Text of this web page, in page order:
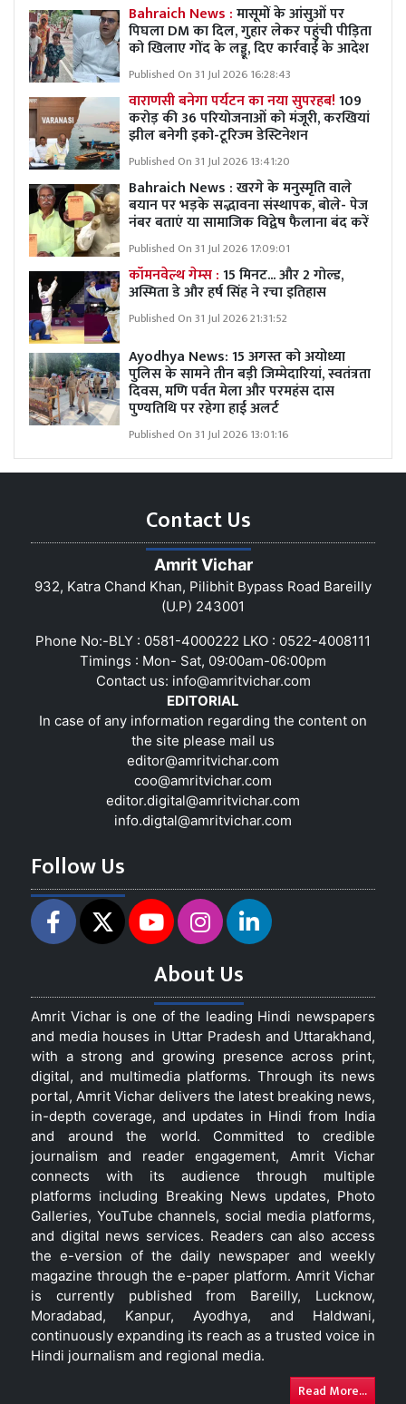
Bahraich News :मासूमों के आंसुओं पर
पिघला DM का दिल, गुहार लेकर पहुंची पीड़िता
को खिलाए गोंद के लड्डू, दिए कार्रवाई के आदेश
Published On 31 Jul 2026 16:28:43
वाराणसी बनेगा पर्यटन का नया सुपरहब!109
करोड़ की 36 परियोजनाओं को मंजूरी, करखियां
झील बनेगी इको-टूरिज्म डेस्टिनेशन
Published On 31 Jul 2026 13:41:20
Bahraich News : खरगे के मनुस्मृति वाले
बयान पर भड़के सद्भावना संस्थापक, बोले- पेज
नंबर बताएं या सामाजिक विद्वेष फैलाना बंद करें
Published On 31 Jul 2026 17:09:01
कॉमनवेल्थ गेम्स :15 मिनट... और 2 गोल्ड,
अस्मिता डे और हर्ष सिंह ने रचा इतिहास
Published On 31 Jul 2026 21:31:52
Ayodhya News: 15 अगस्त को अयोध्या
पुलिस के सामने तीन बड़ी जिम्मेदारियां, स्वतंत्रता
दिवस, मणि पर्वत मेला और परमहंस दास
पुण्यतिथि पर रहेगा हाई अलर्ट
Published On 31 Jul 2026 13:01:16
Contact Us
Amrit Vichar
932, Katra Chand Khan, Pilibhit Bypass Road Bareilly
(U.P) 243001
Phone No:-BLY : 0581-4000222 LKO : 0522-4008111
Timings : Mon- Sat, 09:00am-06:00pm
Contact us: info@amritvichar.com
EDITORIAL
In case of any information regarding the content on
the site please mail us
editor@amritvichar.com
coo@amritvichar.com
editor.digital@amritvichar.com
info.digtal@amritvichar.com
Follow Us
About Us
Amrit Vichar is one of the leading Hindi newspapers
and media houses in Uttar Pradesh and Uttarakhand,
with a strong and growing presence across print,
digital, and multimedia platforms. Through its news
portal, Amrit Vichar delivers the latest breaking news,
in-depth coverage, and updates in Hindi from India
and around the world. Committed to credible
journalism and reader engagement, Amrit Vichar
connects with its audience through multiple
platforms including Breaking News updates, Photo
Galleries, YouTube channels, social media platforms,
and digital news services. Readers can also access
the e-version of the daily newspaper and weekly
magazine through the e-paper platform. Amrit Vichar
is currently published from Bareilly, Lucknow,
Moradabad, Kanpur, Ayodhya, and Haldwani,
continuously expanding its reach as a trusted voice in
Hindi journalism and regional media.
Read More...